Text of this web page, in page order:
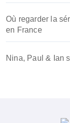
Où regarder la
en France
Nina, Paul & Ian